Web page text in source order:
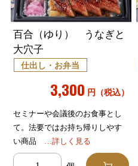
百合（ゆり） うなぎと
大穴子
仕出し・お弁当
3,300 円（税込）
セミナーや会議後のお食事とし
て。法要ではお持ち帰りしやす
い商品
…詳しく見る